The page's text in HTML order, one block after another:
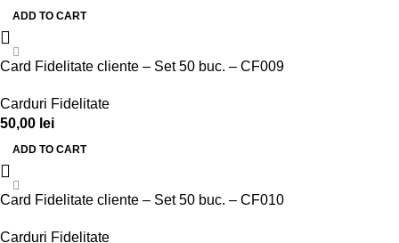
ADD TO CART
Card Fidelitate cliente – Set 50 buc. – CF009
Carduri Fidelitate
50,00 lei
ADD TO CART
Card Fidelitate cliente – Set 50 buc. – CF010
Carduri Fidelitate